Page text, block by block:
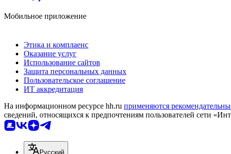
Мобильное приложение
Этика и комплаенс
Оказание услуг
Использование сайтов
Защита персональных данных
Пользовательское соглашение
ИТ аккредитация
На информационном ресурсе hh.ru применяются
сведений, относящихся к предпочтениям пользователей сети
Русский